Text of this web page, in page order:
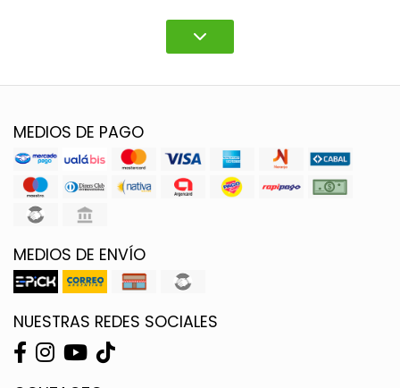
MEDIOS DE PAGO
MEDIOS DE ENVÍO
NUESTRAS REDES SOCIALES